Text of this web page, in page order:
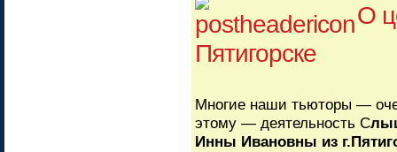
О
Пятигорске
Многие наши тьюторы —
этому — деятельность С
Инны Ивановны из